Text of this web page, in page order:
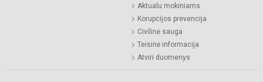
Aktualu mokiniams
Korupcijos prevencija
Civilinė sauga
Teisinė informacija
Atviri duomenys